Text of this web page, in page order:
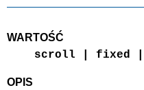
WARTOŚĆ
scroll | fixed
OPIS